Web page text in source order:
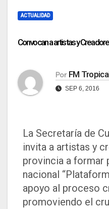
ACTUALIDAD
Convocan a artistas y
Por FM
SEP 6, 2016
La Secretaría de
invita a artistas y
provincia a formar
nacional
apoyo al proceso
promoviendo el